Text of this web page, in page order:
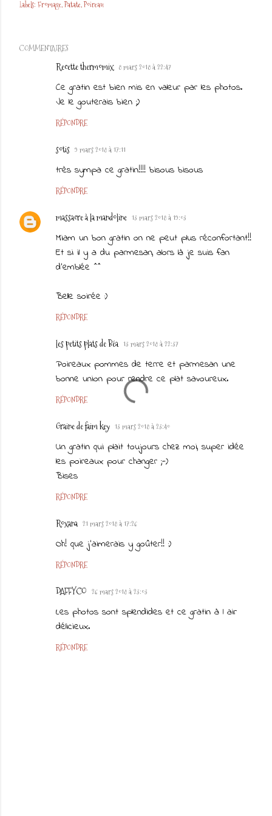
Labels: Fromage Patate Poireau
COMMENTAIRES
Recette thermomix 8 mars 2018 à 22:47
Ce gratin est bien mis en valeur par les photos.
Je le gouterais bien ;)
RÉPONDRE
sotis 9 mars 2018 à 17:11
très sympa ce gratin!!!! bisous bisous
RÉPONDRE
massacre à la mandoline 13 mars 2018 à 19:03
Miam un bon gratin on ne peut plus réconfortant!!
Et si il y a du parmesan, alors là je suis fan
d'emblée ^^
Belle soirée :)
RÉPONDRE
les petits plats de Béa 13 mars 2018 à 22:37
Poireaux pommes de terre et parmesan une
bonne union pour rendre ce plat savoureux.
RÉPONDRE
Graine de faim key 13 mars 2018 à 23:40
Un gratin qui plait toujours chez moi, super idée
les poireaux pour changer ;-)
Bises
RÉPONDRE
Roxana 21 mars 2018 à 17:26
Oh! que j'aimerais y goûter!! :)
RÉPONDRE
DAFFYCO 26 mars 2018 à 23:03
Les photos sont splendides et ce gratin à l air
délicieux.
RÉPONDRE